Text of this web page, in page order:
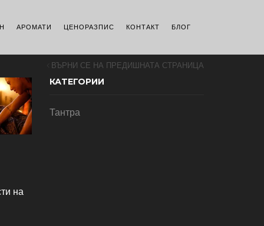
АРОМАТИ ЦЕНОРАЗПИС КОНТАКТ БЛОГ
ВЪРНИ СЕ НА ПРЕДИШНАТА СТРАНИЦА
на
КАТЕГОРИИ
Тантра